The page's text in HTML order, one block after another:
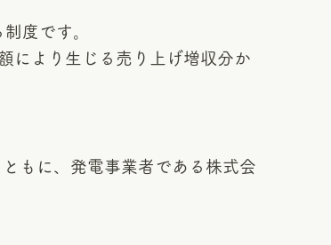
度です。
により生じる売り上げ増収分か
もに、発電事業者である株式会